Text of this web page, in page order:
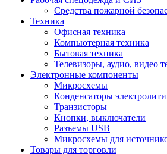
Средства пожарной
Техника
Офисная техника
Компьютерная техника
Бытовая техника
Телевизоры, аудио, видео
Электронные компоненты
Микросхемы
Конденсаторы
Транзисторы
Кнопки, выключатели
Разъемы USB
Микросхемы для
Товары для торговли